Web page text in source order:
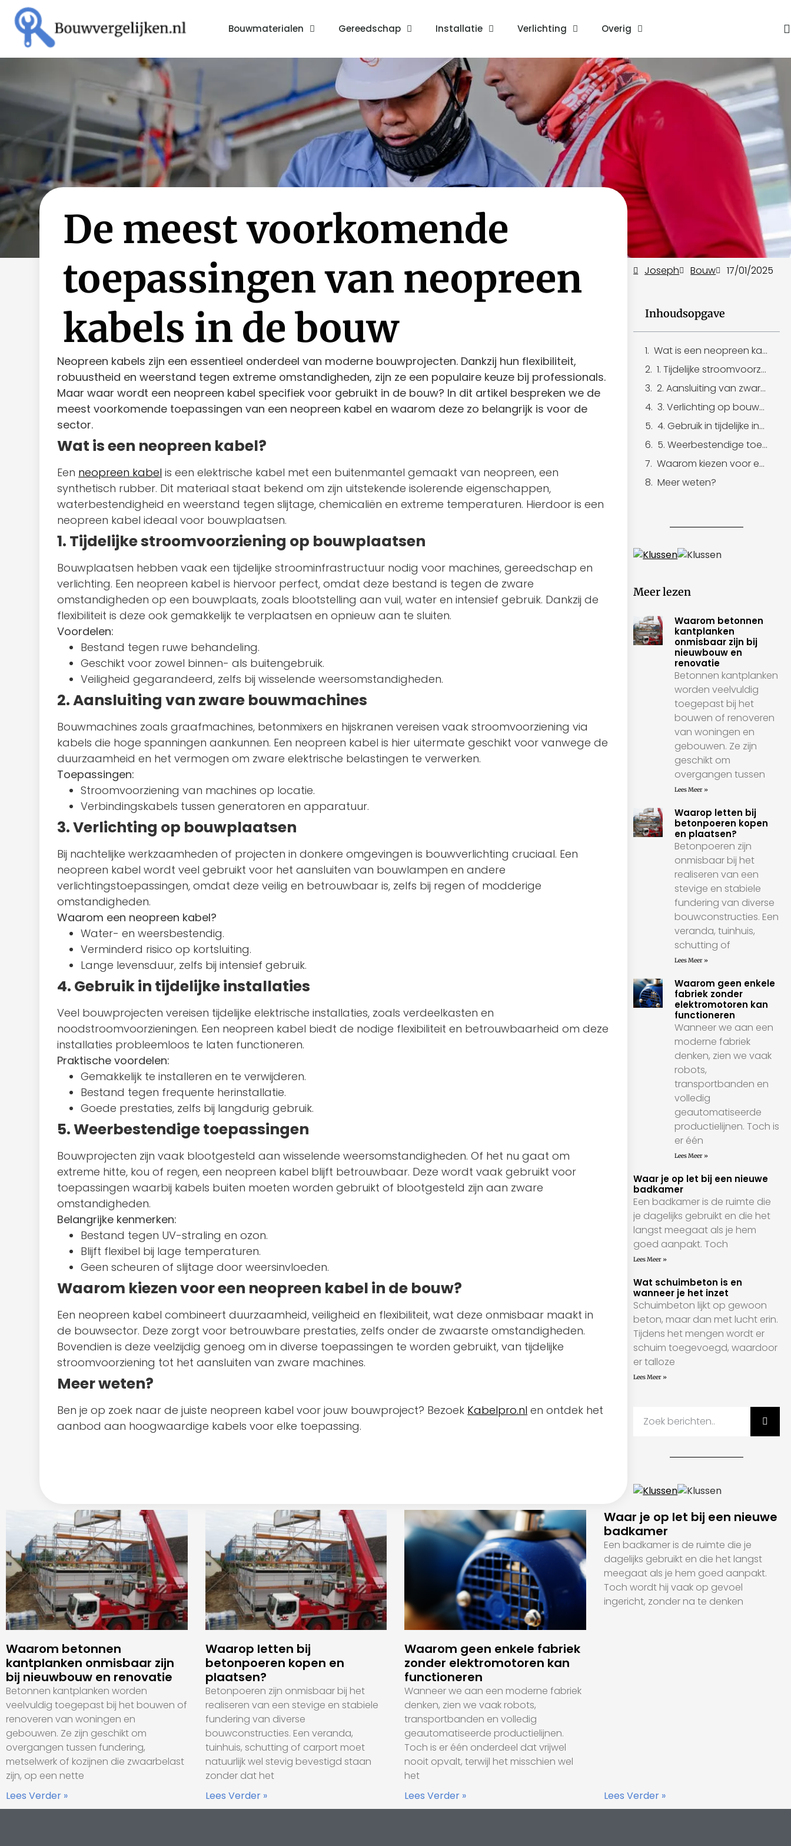
Bouwmaterialen Gereedschap Installatie Verlichting Overig
De meest voorkomende
toepassingen van neopreen
kabels in de bouw
Neopreen kabels zijn een essentieel onderdeel van moderne bouwprojecten. Dankzij hun flexibiliteit,
robuustheid en weerstand tegen extreme omstandigheden, zijn ze een populaire keuze bij professionals.
Maar waar wordt een neopreen kabel specifiek voor gebruikt in de bouw? In dit artikel bespreken we de
meest voorkomende toepassingen van een neopreen kabel en waarom deze zo belangrijk is voor de
sector.
Wat is een neopreen kabel?
Een neopreen kabel is een elektrische kabel met een buitenmantel gemaakt van neopreen, een
synthetisch rubber. Dit materiaal staat bekend om zijn uitstekende isolerende eigenschappen,
waterbestendigheid en weerstand tegen slijtage, chemicaliën en extreme temperaturen. Hierdoor is een
neopreen kabel ideaal voor bouwplaatsen.
1. Tijdelijke stroomvoorziening op bouwplaatsen
Bouwplaatsen hebben vaak een tijdelijke stroominfrastructuur nodig voor machines, gereedschap en
verlichting. Een neopreen kabel is hiervoor perfect, omdat deze bestand is tegen de zware
omstandigheden op een bouwplaats, zoals blootstelling aan vuil, water en intensief gebruik. Dankzij de
flexibiliteit is deze ook gemakkelijk te verplaatsen en opnieuw aan te sluiten.
Voordelen:
Bestand tegen ruwe behandeling.
Geschikt voor zowel binnen- als buitengebruik.
Veiligheid gegarandeerd, zelfs bij wisselende weersomstandigheden.
2. Aansluiting van zware bouwmachines
Bouwmachines zoals graafmachines, betonmixers en hijskranen vereisen vaak stroomvoorziening via
kabels die hoge spanningen aankunnen. Een neopreen kabel is hier uitermate geschikt voor vanwege de
duurzaamheid en het vermogen om zware elektrische belastingen te verwerken.
Toepassingen:
Stroomvoorziening van machines op locatie.
Verbindingskabels tussen generatoren en apparatuur.
3. Verlichting op bouwplaatsen
Bij nachtelijke werkzaamheden of projecten in donkere omgevingen is bouwverlichting cruciaal. Een
neopreen kabel wordt veel gebruikt voor het aansluiten van bouwlampen en andere
verlichtingstoepassingen, omdat deze veilig en betrouwbaar is, zelfs bij regen of modderige
omstandigheden.
Waarom een neopreen kabel?
Water- en weersbestendig.
Verminderd risico op kortsluiting.
Lange levensduur, zelfs bij intensief gebruik.
4. Gebruik in tijdelijke installaties
Veel bouwprojecten vereisen tijdelijke elektrische installaties, zoals verdeelkasten en
noodstroomvoorzieningen. Een neopreen kabel biedt de nodige flexibiliteit en betrouwbaarheid om deze
installaties probleemloos te laten functioneren.
Praktische voordelen:
Gemakkelijk te installeren en te verwijderen.
Bestand tegen frequente herinstallatie.
Goede prestaties, zelfs bij langdurig gebruik.
5. Weerbestendige toepassingen
Bouwprojecten zijn vaak blootgesteld aan wisselende weersomstandigheden. Of het nu gaat om
extreme hitte, kou of regen, een neopreen kabel blijft betrouwbaar. Deze wordt vaak gebruikt voor
toepassingen waarbij kabels buiten moeten worden gebruikt of blootgesteld zijn aan zware
omstandigheden.
Belangrijke kenmerken:
Bestand tegen UV-straling en ozon.
Blijft flexibel bij lage temperaturen.
Geen scheuren of slijtage door weersinvloeden.
Waarom kiezen voor een neopreen kabel in de bouw?
Een neopreen kabel combineert duurzaamheid, veiligheid en flexibiliteit, wat deze onmisbaar maakt in
de bouwsector. Deze zorgt voor betrouwbare prestaties, zelfs onder de zwaarste omstandigheden.
Bovendien is deze veelzijdig genoeg om in diverse toepassingen te worden gebruikt, van tijdelijke
stroomvoorziening tot het aansluiten van zware machines.
Meer weten?
Ben je op zoek naar de juiste neopreen kabel voor jouw bouwproject? Bezoek Kabelpro.nl en ontdek het
aanbod aan hoogwaardige kabels voor elke toepassing.
Joseph Bouw 17/01/2025
Inhoudsopgave
Wat is een neopreen kabel?
1. Tijdelijke stroomvoorziening op bouwplaatsen
2. Aansluiting van zware bouwmachines
3. Verlichting op bouwplaatsen
4. Gebruik in tijdelijke installaties
5. Weerbestendige toepassingen
Waarom kiezen voor een neopreen kabel in de bouw?
Meer weten?
Meer lezen
Waarom betonnen
kantplanken
onmisbaar zijn bij
nieuwbouw en
renovatie
Betonnen kantplanken
worden veelvuldig
toegepast bij het
bouwen of renoveren
van woningen en
gebouwen. Ze zijn
geschikt om
overgangen tussen
Lees Meer »
Waarop letten bij
betonpoeren kopen
en plaatsen?
Betonpoeren zijn
onmisbaar bij het
realiseren van een
stevige en stabiele
fundering van diverse
bouwconstructies. Een
veranda, tuinhuis,
schutting of
Lees Meer »
Waarom geen enkele
fabriek zonder
elektromotoren kan
functioneren
Wanneer we aan een
moderne fabriek
denken, zien we vaak
robots,
transportbanden en
volledig
geautomatiseerde
productielijnen. Toch is
er één
Lees Meer »
Waar je op let bij een nieuwe
badkamer
Een badkamer is de ruimte die
je dagelijks gebruikt en die het
langst meegaat als je hem
goed aanpakt. Toch
Lees Meer »
Wat schuimbeton is en
wanneer je het inzet
Schuimbeton lijkt op gewoon
beton, maar dan met lucht erin.
Tijdens het mengen wordt er
schuim toegevoegd, waardoor
er talloze
Lees Meer »
Waarom betonnen
kantplanken onmisbaar zijn
bij nieuwbouw en renovatie
Betonnen kantplanken worden
veelvuldig toegepast bij het bouwen of
renoveren van woningen en
gebouwen. Ze zijn geschikt om
overgangen tussen fundering,
metselwerk of kozijnen die zwaarbelast
zijn, op een nette
Lees Verder »
Waarop letten bij
betonpoeren kopen en
plaatsen?
Betonpoeren zijn onmisbaar bij het
realiseren van een stevige en stabiele
fundering van diverse
bouwconstructies. Een veranda,
tuinhuis, schutting of carport moet
natuurlijk wel stevig bevestigd staan
zonder dat het
Lees Verder »
Waarom geen enkele fabriek
zonder elektromotoren kan
functioneren
Wanneer we aan een moderne fabriek
denken, zien we vaak robots,
transportbanden en volledig
geautomatiseerde productielijnen.
Toch is er één onderdeel dat vrijwel
nooit opvalt, terwijl het misschien wel
het
Lees Verder »
Waar je op let bij een nieuwe
badkamer
Een badkamer is de ruimte die je
dagelijks gebruikt en die het langst
meegaat als je hem goed aanpakt.
Toch wordt hij vaak op gevoel
ingericht, zonder na te denken
Lees Verder »